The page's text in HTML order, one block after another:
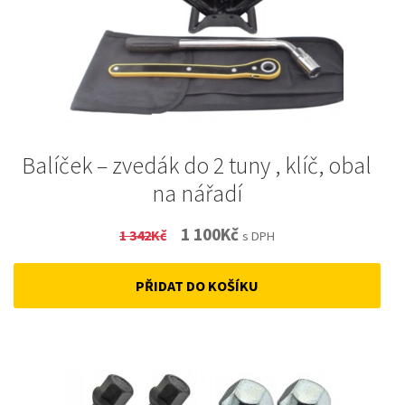
Balíček – zvedák do 2 tuny , klíč, obal
na nářadí
1 342Kč
Original
price
was:
1 100KčCurrent
price
is:
s DPH
PŘIDAT DO KOŠÍKU